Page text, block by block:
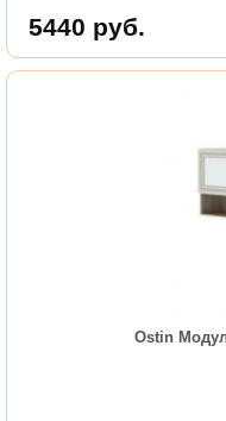
5440 руб.
Ostin